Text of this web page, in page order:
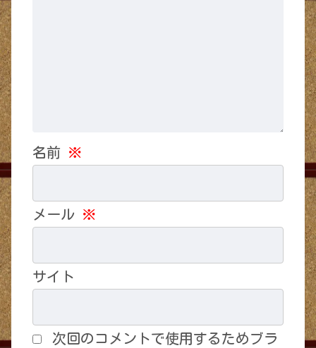
名前 ※
メール ※
サイト
次回のコメントで使用するためブラ